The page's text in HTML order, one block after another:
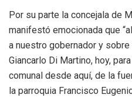
Por su parte la concejala de
manifestó emocionada que
a nuestro gobernador y
Giancarlo Di Martino, hoy,
comunal desde aquí, de la
la parroquia Francisco